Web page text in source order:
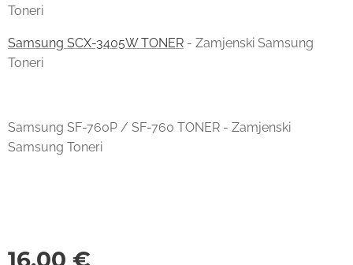
Toneri
Samsung SCX-3405W TONER - Zamjenski Samsung
Toneri
Samsung SF-760P / SF-760 TONER - Zamjenski
Samsung Toneri